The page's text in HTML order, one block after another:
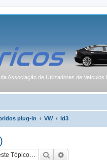
Associação de Utilizadores de Veículos
plug-in VW Id3
Pesquisar